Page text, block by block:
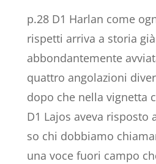
p.28 D1 Harlan come
rispetti arriva a storia già
abbondantemente
quattro angolazioni
dopo che nella vignetta
D1 Lajos aveva risposto
so chi dobbiamo
una voce fuori campo